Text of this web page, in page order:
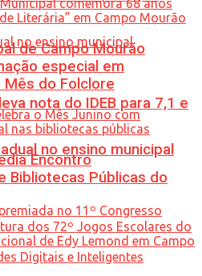
nota do IDEB para 7,1 e
no ensino municipal
de Campo Mourão
especial em
do Folclore
Encontro
Bibliotecas Públicas do